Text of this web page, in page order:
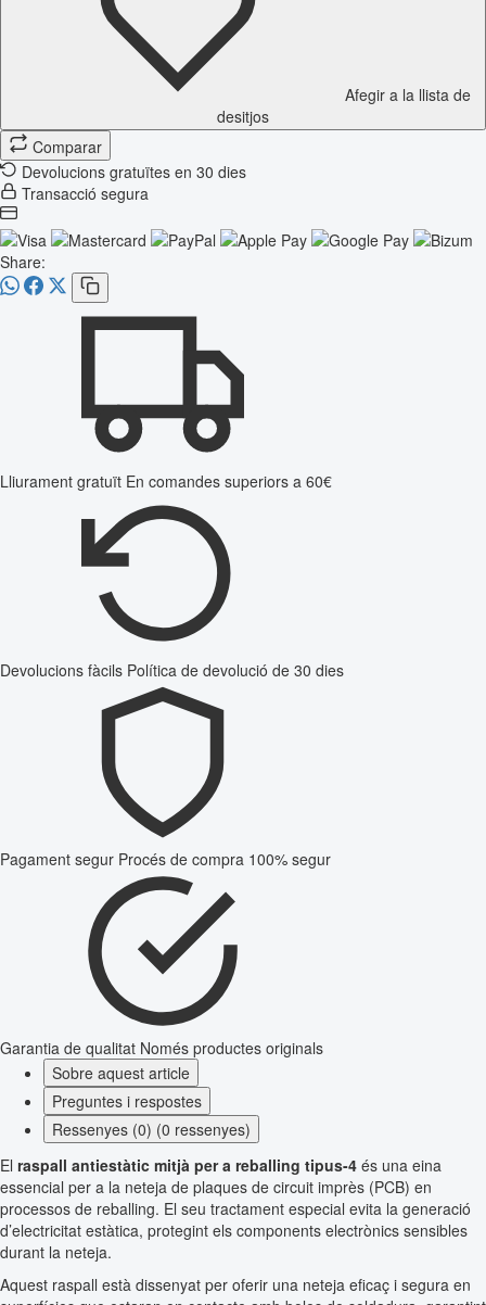
Afegir a la llista de
desitjos
Comparar
Devolucions gratuïtes en 30 dies
Transacció segura
Share:
Lliurament gratuït En comandes superiors a 60€
Devolucions fàcils Política de devolució de 30 dies
Pagament segur Procés de compra 100% segur
Garantia de qualitat Només productes originals
Sobre aquest article
Preguntes i respostes
Ressenyes (0) (0 ressenyes)
El raspall antiestàtic mitjà per a reballing tipus-4 és una eina
essencial per a la neteja de plaques de circuit imprès (PCB) en
processos de reballing. El seu tractament especial evita la generació
d’electricitat estàtica, protegint els components electrònics sensibles
durant la neteja.
Aquest raspall està dissenyat per oferir una neteja eficaç i segura en